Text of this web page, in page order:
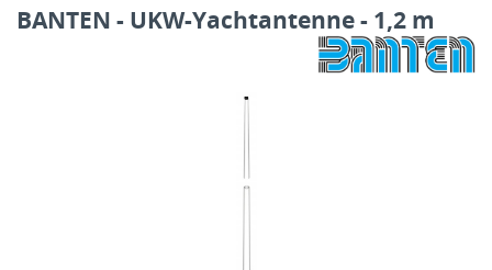
BANTEN - UKW-Yachtantenne - 1,2 m